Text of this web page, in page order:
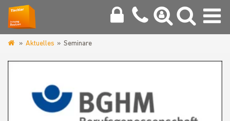
Aktuelles Seminare